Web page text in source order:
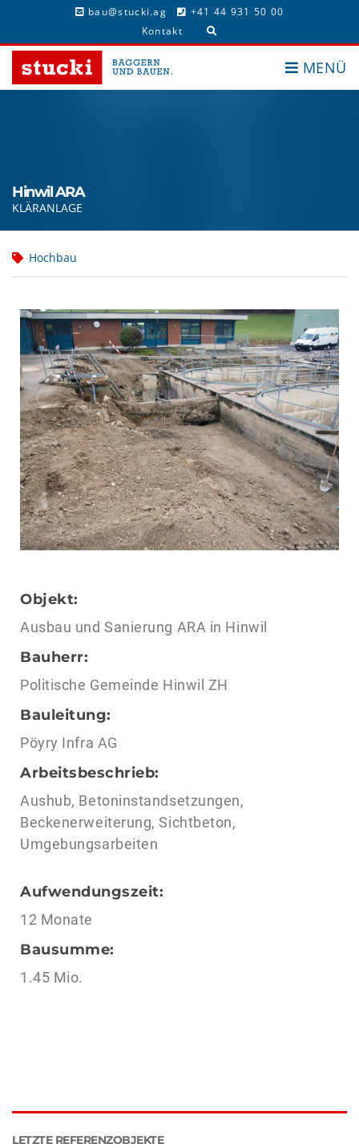
bau@stucki.ag
+41 44 931 50 00
Kontakt
o
x
n
r
MENÜ
Hinwil ARA
KLÄRANLAGE
Hochbau
Objekt:
Ausbau und Sanierung ARA in Hinwil
Bauherr:
Politische Gemeinde Hinwil ZH
Bauleitung:
Pöyry Infra AG
Arbeitsbeschrieb:
Aushub, Betoninstandsetzungen,
Beckenerweiterung, Sichtbeton,
Umgebungsarbeiten
Aufwendungszeit:
12 Monate
Bausumme:
1.45 Mio.
LETZTE REFERENZOBJEKTE